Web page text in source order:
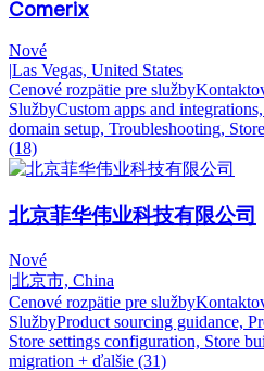
Comerix
Nové
|Las Vegas, United States
Cenové rozpätie pre služby
SlužbyCustom apps and
domain setup, Troubleshooting,
(18)
北京菲华伟业科技有限公司
Nové
|北京市, China
Cenové rozpätie pre služby
SlužbyProduct sourcing guidance,
Store settings configuration, Store
migration + ďalšie (31)